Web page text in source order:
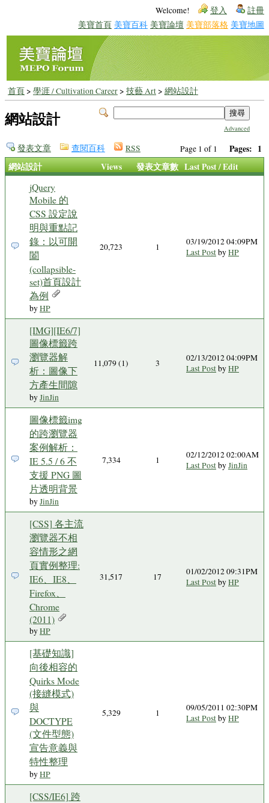
Welcome! 登入 註冊
美寶首頁 美寶百科 美寶論壇 美寶部落格 美寶地圖
首頁> 學涯 / Cultivation Career> 技藝 Art> 網站設計
Advanced
網站設計
Page 1 of 1 Pages: 1
發表文章 查閱百科 RSS
網站設計 Views 發表文章數 Last Post / Edit
jQuery
Mobile 的
CSS 設定說
明與重點記
錄：以可開
闔
(collapsible-
set)首頁設計
為例
byHP
20,723 1
03/19/2012 04:09PM
Last PostbyHP
[IMG][IE6/7]
圖像標籤跨
瀏覽器解
析：圖像下
方產生間隙
byJinJin
11,079 (1) 3
02/13/2012 04:09PM
Last PostbyHP
圖像標籤img
的跨瀏覽器
案例解析：
IE 5.5 / 6 不
支援 PNG 圖
片透明背景
byJinJin
7,334 1
02/12/2012 02:00AM
Last PostbyJinJin
[CSS] 各主流
瀏覽器不相
容情形之網
頁實例整理:
IE6、IE8、
Firefox、
Chrome
(2011)
byHP
31,517 17
01/02/2012 09:31PM
Last PostbyHP
[基礎知識]
向後相容的
Quirks Mode
(接縫模式)
與
DOCTYPE
(文件型態)
宣告意義與
特性整理
byHP
5,329 1
09/05/2011 02:30PM
Last PostbyHP
[CSS/IE6] 跨